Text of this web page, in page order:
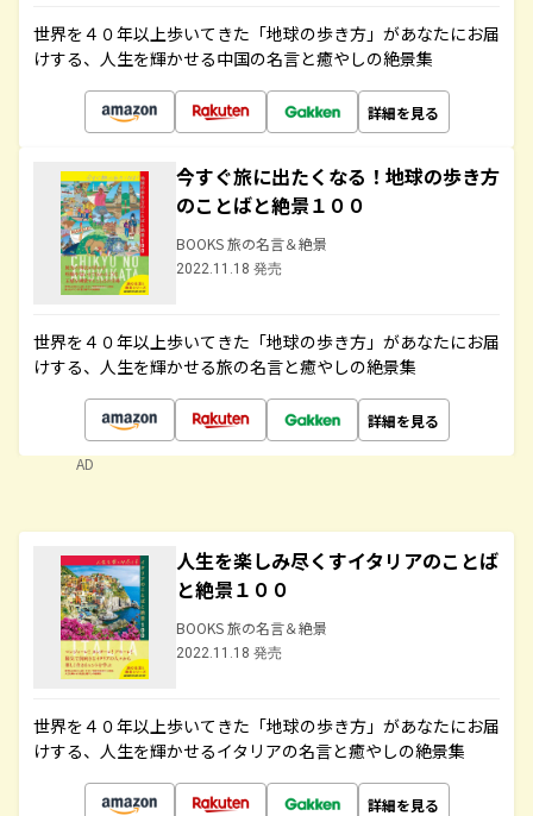
世界を４０年以上歩いてきた「地球の歩き方」があなたにお届
けする、人生を輝かせる中国の名言と癒やしの絶景集
詳細を見る
今すぐ旅に出たくなる！地球の歩き方
のことばと絶景１００
BOOKS 旅の名言＆絶景
2022.11.18 発売
世界を４０年以上歩いてきた「地球の歩き方」があなたにお届
けする、人生を輝かせる旅の名言と癒やしの絶景集
詳細を見る
AD
人生を楽しみ尽くすイタリアのことば
と絶景１００
BOOKS 旅の名言＆絶景
2022.11.18 発売
世界を４０年以上歩いてきた「地球の歩き方」があなたにお届
けする、人生を輝かせるイタリアの名言と癒やしの絶景集
詳細を見る